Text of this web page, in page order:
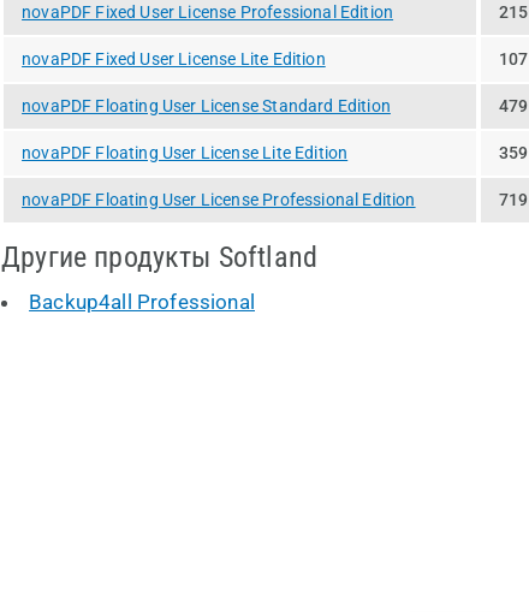
novaPDF Fixed User License Professional Edition
novaPDF Fixed User License Lite Edition
novaPDF Floating User License Standard Edition
novaPDF Floating User License Lite Edition
novaPDF Floating User License Professional Edition
Другие продукты Softland
Backup4all Professional